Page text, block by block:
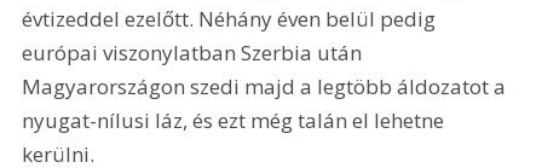
évtizeddel ezelőtt. Néhány éven belül pedig
európai viszonylatban Szerbia után
Magyarországon szedi majd a legtöbb áldozatot a
nyugat-nílusi láz, és ezt még talán el lehetne
kerülni.